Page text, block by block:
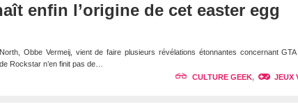
enfin l’origine de cet easter egg
Obbe Vermeij, vient de faire plusieurs révélations étonnantes concernant
Rockstar n’en finit pas de…
CULTURE GEEK, JEUX